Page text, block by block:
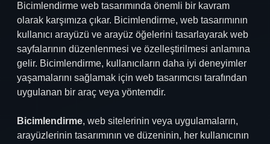
Bicimlendirme web tasarımında önemli bir kavram
olarak karşımıza çıkar. Bicimlendirme, web tasarımının
kullanıcı arayüzü ve arayüz öğelerini tasarlayarak web
sayfalarının düzenlenmesi ve özelleştirilmesi anlamına
gelir. Bicimlendirme, kullanıcıların daha iyi deneyimler
yaşamalarını sağlamak için web tasarımcısı tarafından
uygulanan bir araç veya yöntemdir.
Bicimlendirme, web sitelerinin veya uygulamaların,
arayüzlerinin tasarımının ve düzeninin, her kullanıcının